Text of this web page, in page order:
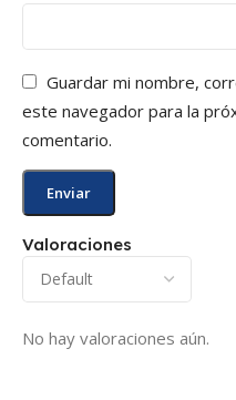
Valoraciones
No hay valoraciones aún.
Guardar mi nombre,
este navegador para la
comentario.